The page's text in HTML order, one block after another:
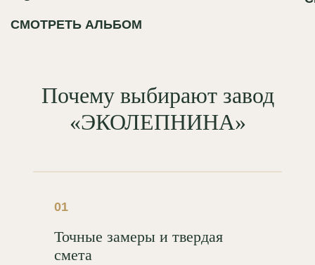
СМОТРЕТЬ АЛЬБОМ
Почему выбирают завод
«ЭКОЛЕПНИНА»
01
Точные замеры и твердая
смета